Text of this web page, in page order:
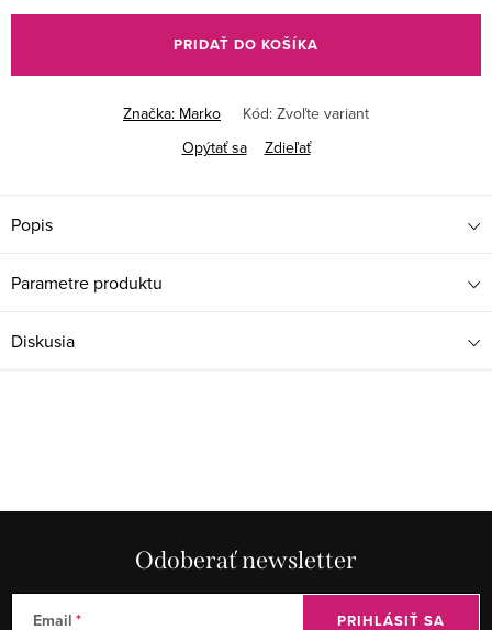
cena:
PRIDAŤ DO KOŠÍKA
Značka: Marko Kód: Zvoľte variant
Opýtať sa
Zdieľať
Popis
Parametre produktu
Diskusia
Odoberať newsletter
Email PRIHLÁSIŤ SA